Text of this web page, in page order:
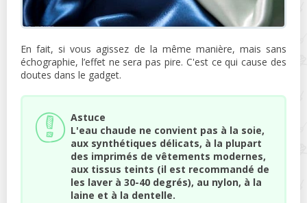
En fait, si vous agissez de la même manière, mais sans
échographie, l’effet ne sera pas pire. C'est ce qui cause des
doutes dans le gadget.
Astuce
L'eau chaude ne convient pas à la soie,
aux synthétiques délicats, à la plupart
des imprimés de vêtements modernes,
aux tissus teints (il est recommandé de
les laver à 30-40 degrés), au nylon, à la
laine et à la dentelle.